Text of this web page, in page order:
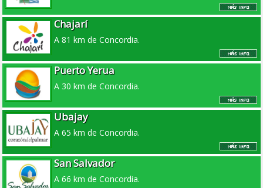
Chajarí
A 81 km de Concordia.
Puerto Yerua
A 30 km de Concordia.
Ubajay
A 65 km de Concordia.
San Salvador
A 66 km de Concordia.